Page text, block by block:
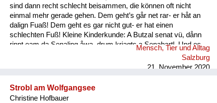
sind dann recht schlecht beisammen, die können oft nicht
einmal mehr gerade gehen. Dem geht’s går net rar- er håt an
dalign Fuaß! Dem geht es gar nicht gut- er hat einen
schlechten Fuß! Kleine Kinderkunde: A Butzal senat vü, dånn
rinnt eam da Senaling åwa, drum kriagts a Senabartl. Und es
is a oft råmig um an Mund. Ein Baby speichelt viel, dann rinnt
Mensch, Tier und Alltag
Salzburg
21. November 2020
Strobl am Wolfgangsee
Christine Hofbauer